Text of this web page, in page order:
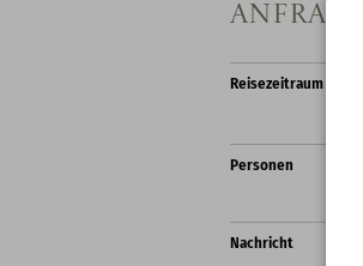
Anfrage
Reisezeitraum *
Personen
Nachricht